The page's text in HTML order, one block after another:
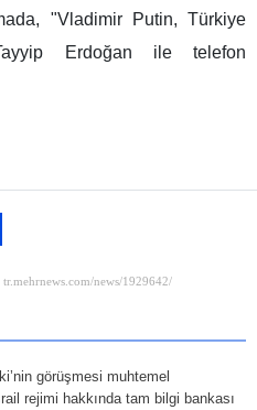
"Vladimir Putin, Türkiye
Erdoğan ile telefon
görüşmesi muhtemel
rejimi hakkında tam bilgi bankası